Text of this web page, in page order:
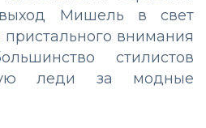
Мишель в свет
пристального внимания
стилистов
леди за модные